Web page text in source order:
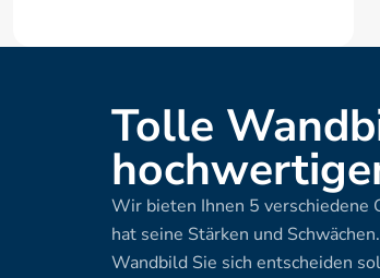
Tolle
Wir bieten Ihnen 5 verschiedene
hat seine Stärken und
Wandbild Sie sich entscheiden